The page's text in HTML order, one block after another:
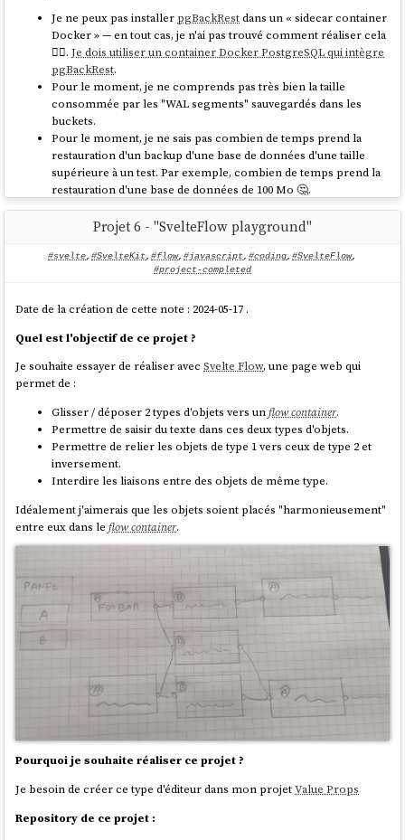
Je ne peux pas installer pgBackRestdans un « sidecar container
Docker » — en tout cas, je n'ai pas trouvé comment réaliser cela
🤷‍♂️.Je dois utiliser un container Docker PostgreSQL qui intègre
pgBackRest.
Pour le moment, je ne comprends pas très bien la taille
consommée par les "WAL segments" sauvegardés dans les
buckets.
Pour le moment, je ne sais pas combien de temps prend la
restauration d'un backup d'une base de données d'une taille
supérieure à un test. Par exemple, combien de temps prend la
restauration d'une base de données de 100 Mo 🤔.
Je ne suis pas rassuré de devoir lancer un cron —
supercronic — lancé partini
Bien quepgBackRestpermette un backup en temps "réel" et est sans
doute plus rapide que "ma" méthode "restic-pg_dump", pour toutes les
moins complexe à mettre en place et à utiliser.
#JeMeDemandesi la fonctionnalité "incremental backups" la version
méthode "restic-pg_dump" 🤔.
https://github.com/stephane-klein/restic-pg_dump-docker
Je vais travailler dans la branche nomméejune-2024-working-
session
Projet 6 - "SvelteFlow playground"
#svelte, #SvelteKit, #flow, #javascript, #coding, #SvelteFlow,
#project-completed
Date de la création de cette note : 2024-05-17 .
Quel est l'objectif de ce projet ?
Je souhaite essayer de réaliser avecSvelte Flow, une page web qui
permet de :
Glisser / déposer 2 types d'objets vers unflow container.
Permettre de saisir du texte dans ces deux types d'objets.
Permettre de relier les objets de type 1 vers ceux de type 2 et
inversement.
Interdire les liaisons entre des objets de même type.
Idéalement j'aimerais que les objets soient placés "harmonieusement"
entre eux dans leflow container.
Pourquoi je souhaite réaliser ce projet ?
Je besoin de créer ce type d'éditeur dans mon projetValue Props
Repository de ce projet :